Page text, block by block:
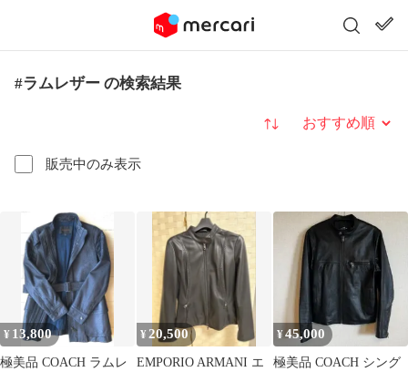
#ラムレザー の検索結果
販売中のみ表示
並び替え
¥ 13,800
極美品 COACH ラムレ
¥ 20,500
EMPORIO ARMANI エ
¥45,000
極美品 COACH シング